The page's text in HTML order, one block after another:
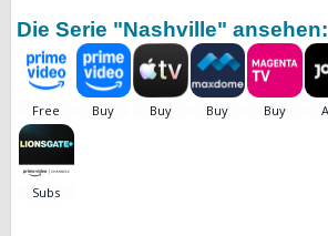
Die Serie "Nashville" ansehen: